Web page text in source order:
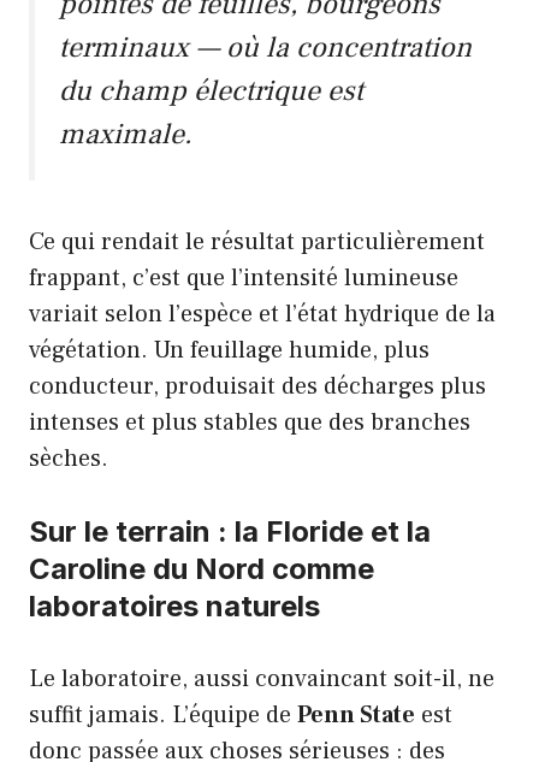
terminaux — où la concentration
du champ électrique est
maximale.
Ce qui rendait le résultat particulièrement
frappant, c’est que l’intensité lumineuse
variait selon l’espèce et l’état hydrique de la
végétation. Un feuillage humide, plus
conducteur, produisait des décharges plus
intenses et plus stables que des branches
sèches.
Sur le terrain : la Floride et la
Caroline du Nord comme
laboratoires naturels
Le laboratoire, aussi convaincant soit-il, ne
suffit jamais. L’équipe de Penn State est
donc passée aux choses sérieuses : des